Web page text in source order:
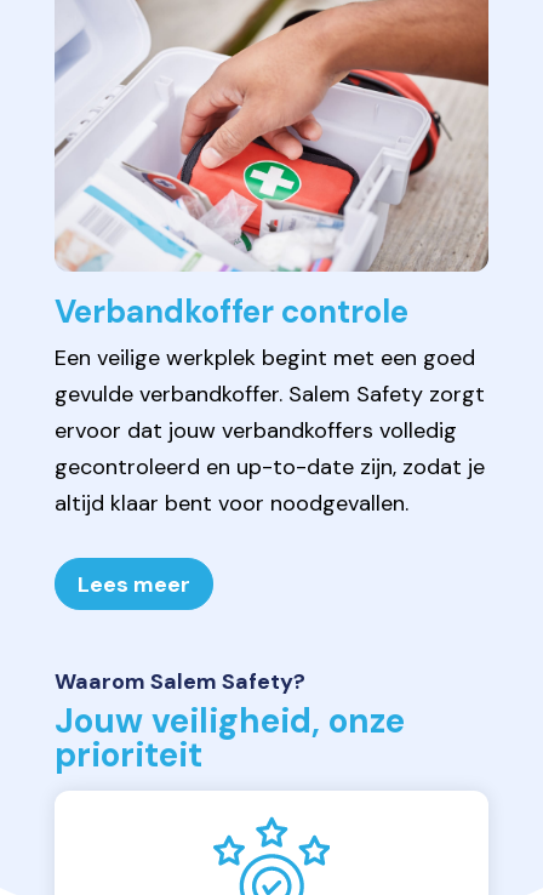
Verbandkoffer controle
Een veilige werkplek begint met een goed
gevulde verbandkoffer. Salem Safety zorgt
ervoor dat jouw verbandkoffers volledig
gecontroleerd en up-to-date zijn, zodat je
altijd klaar bent voor noodgevallen.
Lees meer
Waarom Salem Safety?
Jouw veiligheid, onze
prioriteit